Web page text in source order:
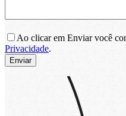
Ao clicar em Enviar você
Privacidade.